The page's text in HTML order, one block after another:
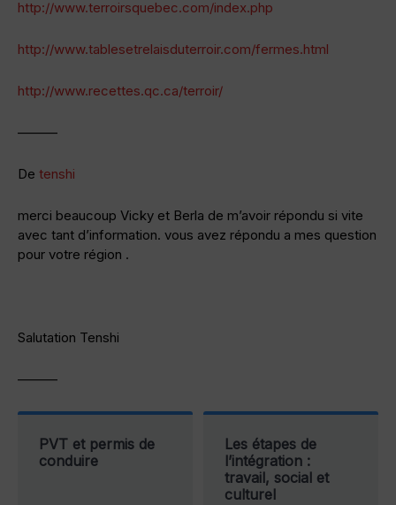
http://www.terroirsquebec.com/index.php
http://www.tablesetrelaisduterroir.com/fermes.html
http://www.recettes.qc.ca/terroir/
———
De tenshi
merci beaucoup Vicky et Berla de m’avoir répondu si vite
avec tant d’information. vous avez répondu a mes question
pour votre région .
Salutation Tenshi
———
PVT et permis de
conduire
Les étapes de
l’intégration :
travail, social et
culturel